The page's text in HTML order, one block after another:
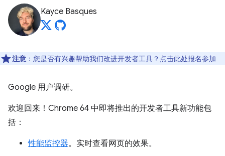
Kayce Basques
注意 ：您是否有兴趣帮助我们改进开发者工具？点击此处报名参加
Google 用户调研。
欢迎回来！Chrome 64 中即将推出的开发者工具新功能包
括：
性能监控器。实时查看网页的效果。